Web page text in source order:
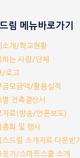
림 메뉴바로가기
소개/학교현황
는 사람/단체
/로고
금모금액/활용실적
건축결산서
자료(방송/언론보도)
총회 및 행사
드림 소개자료 다운받기
기/스마트스쿨 소개